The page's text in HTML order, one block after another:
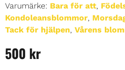
Varumärke: Bara för att,
Kondoleansblommor,
Tack för hjälpen, Vårens
500 kr